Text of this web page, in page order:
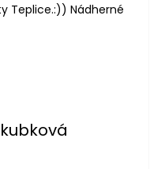
Teplice.:)) Nádherné
je 5 z 5 hvězdiček.
je 5 z 5 hvězdiček.